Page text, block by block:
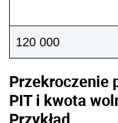
120 000
Przekroczenie
PIT i kwota
Przykład